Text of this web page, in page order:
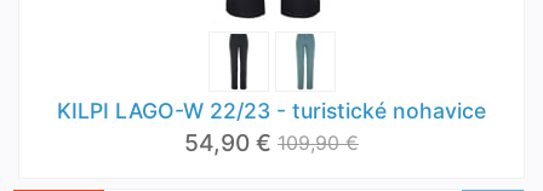
KILPI LAGO-W 22/23 - turistické nohavice
54,90 € 109,90 €